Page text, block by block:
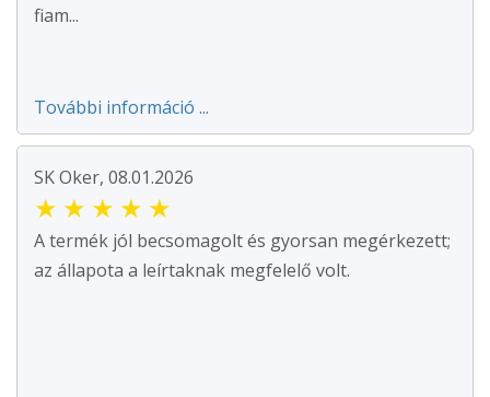
fiam...
További információ ...
SK Oker, 08.01.2026
★ ★ ★ ★ ★
A termék jól becsomagolt és gyorsan megérkezett;
az állapota a leírtaknak megfelelő volt.